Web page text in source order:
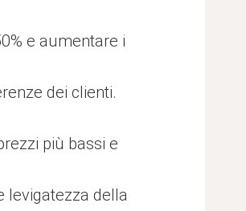
e aumentare i
dei clienti.
più bassi e
levigatezza della